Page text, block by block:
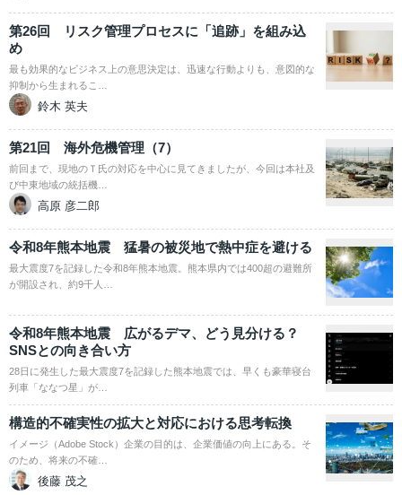
第26回 リスク管理プロセスに「追跡」を組み込
め
最も効果的なビジネス上の意思決定は、迅速な行動よりも、意図的な
抑制から生まれるこ…
鈴木 英夫
第21回 海外危機管理（7）
前回まで、現地のＴ氏の対応を中心に見てきましたが、今回は本社及
び中東地域の統括機…
高原 彦二郎
令和8年熊本地震 猛暑の被災地で熱中症を避ける
最大震度7を記録した令和8年熊本地震。熊本県内では400超の避難所
が開設され、約9千人…
令和8年熊本地震 広がるデマ、どう見分ける？
SNSとの向き合い方
28日に発生した最大震度7を記録した熊本地震では、早くも豪華寝台
列車「ななつ星」が…
構造的不確実性の拡大と対応における思考転換
イメージ（Adobe Stock）企業の目的は、企業価値の向上にある。そ
のため、将来の不確…
後藤 茂之